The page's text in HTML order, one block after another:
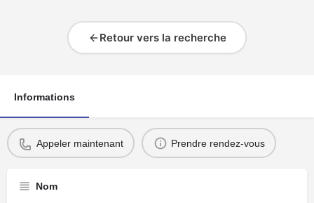
Retour vers la recherche
Informations
Appeler maintenant Prendre rendez-vous
Nom